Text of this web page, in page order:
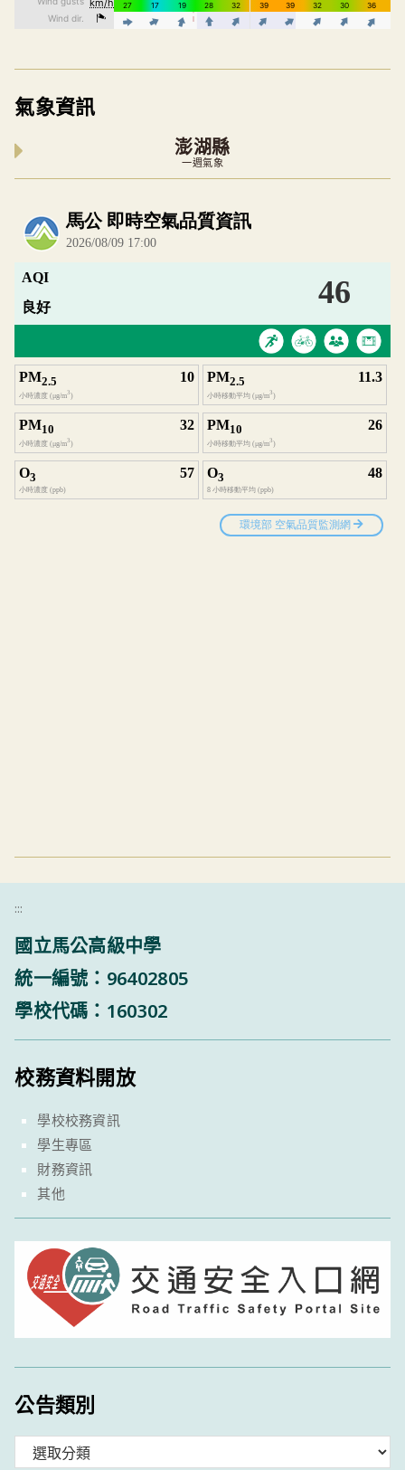
氣象資訊
澎湖縣
一週氣象
內嵌空氣品質小工具為視覺預覽，完整即時空
:::
國立馬公高級中學
統一編號：96402805
學校代碼：160302
校務資料開放
學校校務資訊
學生專區
財務資訊
其他
公告類別